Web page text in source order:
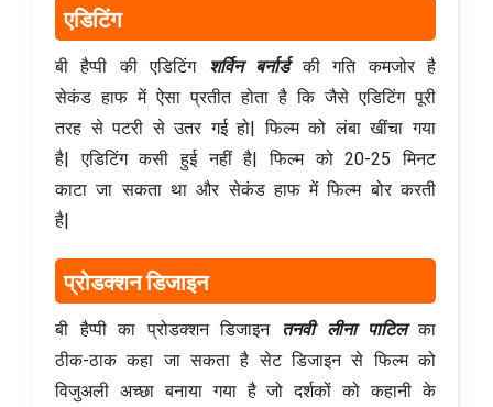
एडिटिंग
बी हैप्पी की एडिटिंग शर्विन बर्नार्डकी गति कमजोर है
सेकंड हाफ में ऐसा प्रतीत होता है कि जैसे एडिटिंग पूरी
तरह से पटरी से उतर गई हो| फिल्म को लंबा खींचा गया
है| एडिटिंग कसी हुई नहीं है| फिल्म को 20-25 मिनट
काटा जा सकता था और सेकंड हाफ में फिल्म बोर करती
है|
प्रोडक्शन डिजाइन
बी हैप्पी का प्रोडक्शन डिजाइन तनवी लीना पाटिलका
ठीक-ठाक कहा जा सकता है सेट डिजाइन से फिल्म को
विजुअली अच्छा बनाया गया है जो दर्शकों को कहानी के